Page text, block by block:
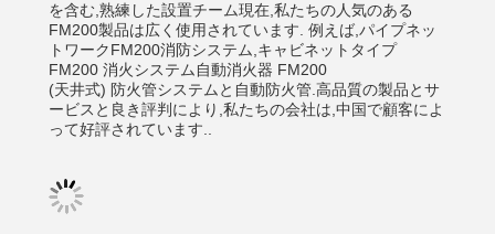
を含む,熟練した設置チーム現在,私たちの人気のある
FM200製品は広く使用されています. 例えば,パイプネッ
トワークFM200消防システム,キャビネットタイプ
FM200 消火システム自動消火器 FM200
(天井式) 防火管システムと自動防火管.高品質の製品とサ
ービスと良き評判により,私たちの会社は,中国で顧客によ
って好評されています..